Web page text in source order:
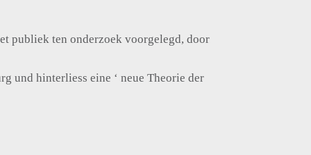
publiek ten onderzoek voorgelegd, door
und hinterliess eine ‘ neue Theorie der